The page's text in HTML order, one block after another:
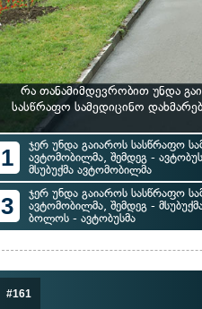
რა თანამიმდევრობით უნდა
სასწრაფო სამედიცინო
1
ჯერ უნდა გაიაროს სასწრაფო
ავტომობილმა, შემდეგ -
მსუბუქმა ავტომობილმა
3
ჯერ უნდა გაიაროს სასწრაფო
ავტომობილმა, შემდეგ -
ბოლოს - ავტობუსმა
#161